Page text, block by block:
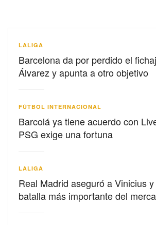
LALIGA
Barcelona da por perdido el
Álvarez y apunta a otro objetivo
FÚTBOL INTERNACIONAL
Barcolá ya tiene acuerdo con
PSG exige una fortuna
LALIGA
Real Madrid aseguró a Vinicius
batalla más importante del